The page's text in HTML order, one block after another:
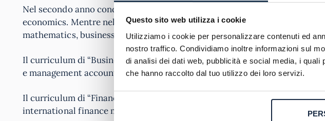
Questo sito web utilizza i cookie
Utilizziamo i cookie per personalizzare contenuti ed
nostro traffico. Condividiamo inoltre informazioni sul
di analisi dei dati web, pubblicità e social media, i
che hanno raccolto dal tuo utilizzo dei loro servizi.
Nel secondo anno condividono gli esami di: banking and finance,
economics. Mentre nel terzo anno sono previsti per entrambi gli indirizzi
mathematics, business law.
Il curriculum di “Business management” si completa con gli esami di
e management accounting nel terzo anno.
Il curriculum di “Financial management” termina con esami di corporate
international finance management e industrial organization al terzo anno.